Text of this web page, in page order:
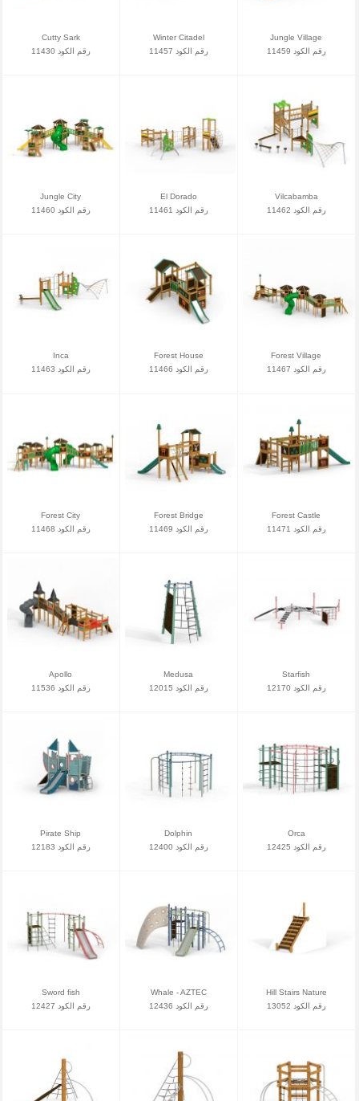
Cutty Sark
رقم الكود 11430
Winter Citadel
رقم الكود 11457
Jungle Village
رقم الكود 11459
Jungle City
رقم الكود 11460
El Dorado
رقم الكود 11461
Vilcabamba
رقم الكود 11462
Inca
رقم الكود 11463
Forest House
رقم الكود 11466
Forest Village
رقم الكود 11467
Forest City
رقم الكود 11468
Forest Bridge
رقم الكود 11469
Forest Castle
رقم الكود 11471
Apollo
رقم الكود 11536
Medusa
رقم الكود 12015
Starfish
رقم الكود 12170
Pirate Ship
رقم الكود 12183
Dolphin
رقم الكود 12400
Orca
رقم الكود 12425
Sword fish
رقم الكود 12427
Whale - AZTEC
رقم الكود 12436
Hill Stairs Nature
رقم الكود 13052